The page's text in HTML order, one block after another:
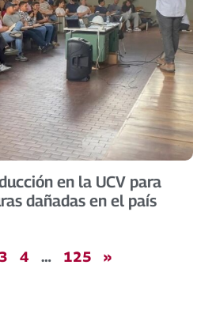
en la UCV para
dañadas en el país
4 … 125 »